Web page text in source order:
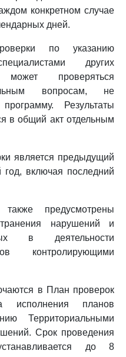
конкретном случае
дней.
по указанию
других
проверяться
вопросам, не
Результаты
в общий акт отдельным
является предыдущий
включая последний
предусмотрены
нарушений и
в деятельности
контролирующими
в План проверок
исполнения планов
Территориальными
Срок проведения
до 8